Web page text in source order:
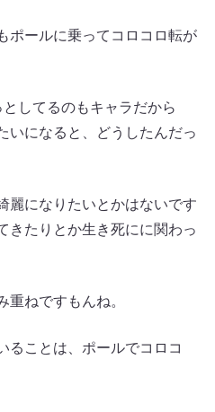
ポールに乗ってコロコロ転が
してるのもキャラだから
いになると、どうしたんだっ
麗になりたいとかはないです
きたりとか生き死にに関わっ
ねですもんね。
ことは、ポールでコロコ